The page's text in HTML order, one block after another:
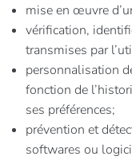
mise en œuvre
vérification,
transmises par
personnalisation
fonction de
ses préférences;
prévention et
softwares ou